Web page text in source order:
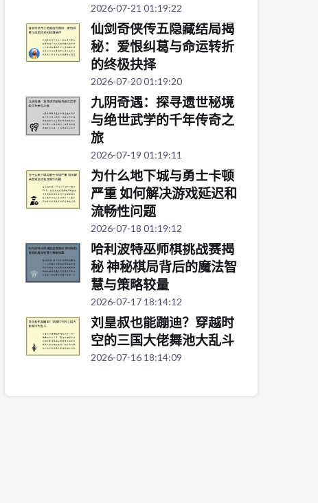
2026-07-21 01:19:22
仙剑奇侠传五隐藏结局揭
秘：爱恨纠葛与命运转折
的终极抉择
2026-07-20 01:19:20
九阴奇遇：探寻遗世秘境
与绝世武学的千年传奇之
旅
2026-07-19 01:19:11
为什么地下城与勇士卡顿
严重 如何解决游戏延迟和
流畅性问题
2026-07-18 01:19:12
哈利波特巫师棋挑战赛揭
秘 神秘棋局背后的魔法智
慧与策略较量
2026-07-17 18:14:12
刘皇叔也能蹦迪？穿越时
空的三国大佬舞池大乱斗
2026-07-16 18:14:09